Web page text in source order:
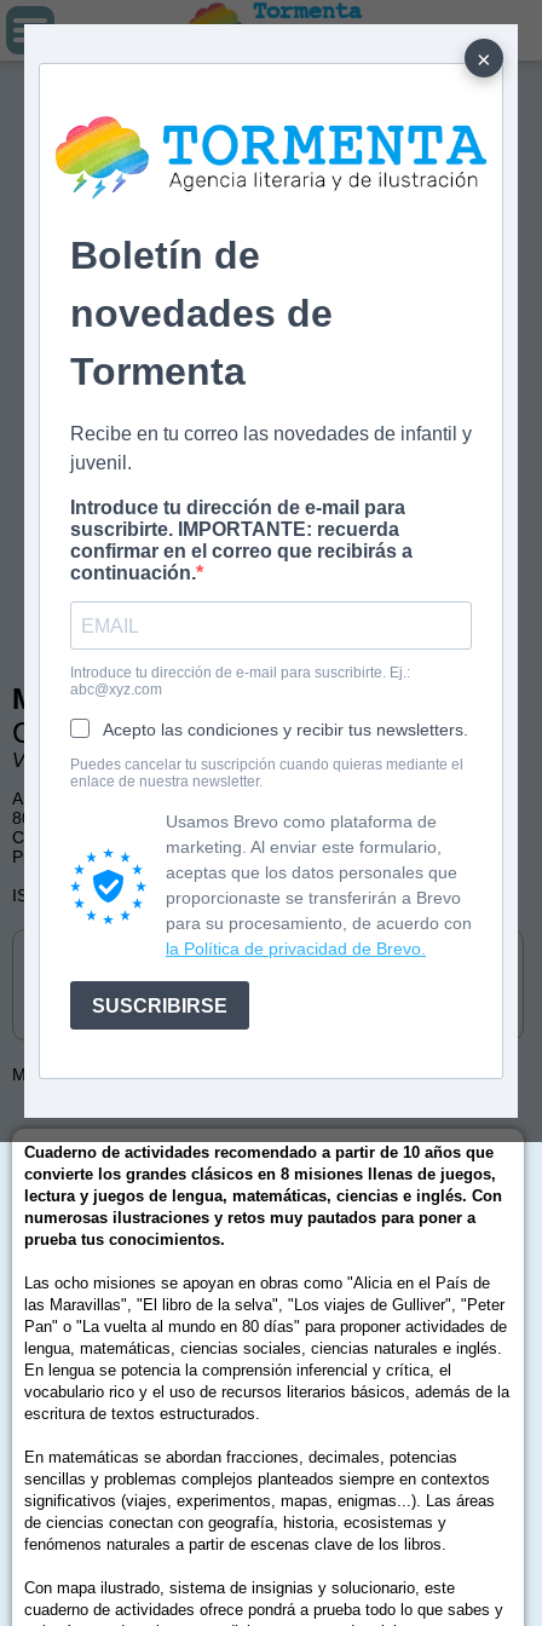
×
Boletín de
novedades de
Tormenta
Recibe en tu correo las novedades de infantil y
juvenil.
Introduce tu dirección de e-mail para
suscribirte. IMPORTANTE: recuerda
confirmar en el correo que recibirás a
continuación.
Introduce tu dirección de e-mail para suscribirte. Ej.:
abc@xyz.com
Acepto las condiciones y recibir tus newsletters.
Puedes cancelar tu suscripción cuando quieras mediante el
enlace de nuestra newsletter.
Usamos Brevo como plataforma de
marketing. Al enviar este formulario,
aceptas que los datos personales que
proporcionaste se transferirán a Brevo
para su procesamiento, de acuerdo con
la Política de privacidad de Brevo.
SUSCRIBIRSE
Tormenta
Misión: Aventuras 3
Cuaderno de actividades
Violeta Cano. Ilustraciones de Fede Pazos.
A partir de 10 años
80 páginas
Clásicos literarios, diversión, cuaderno de actividades
Publicado por Anaya Infantil y Juvenil
ISBN: 9788414362938
Cómpralo en
Más de: Violeta Cano Fede Pazos
Cuaderno de actividades recomendado a partir de 10 años que
convierte los grandes clásicos en 8 misiones llenas de juegos,
lectura y juegos de lengua, matemáticas, ciencias e inglés. Con
numerosas ilustraciones y retos muy pautados para poner a
prueba tus conocimientos.
Las ocho misiones se apoyan en obras como "Alicia en el País de
las Maravillas", "El libro de la selva", "Los viajes de Gulliver", "Peter
Pan" o "La vuelta al mundo en 80 días" para proponer actividades de
lengua, matemáticas, ciencias sociales, ciencias naturales e inglés.
En lengua se potencia la comprensión inferencial y crítica, el
vocabulario rico y el uso de recursos literarios básicos, además de la
escritura de textos estructurados.
En matemáticas se abordan fracciones, decimales, potencias
sencillas y problemas complejos planteados siempre en contextos
significativos (viajes, experimentos, mapas, enigmas...). Las áreas
de ciencias conectan con geografía, historia, ecosistemas y
fenómenos naturales a partir de escenas clave de los libros.
Con mapa ilustrado, sistema de insignias y solucionario, este
cuaderno de actividades ofrece pondrá a prueba todo lo que sabes y